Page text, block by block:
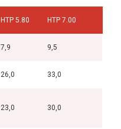
HTP 5.80 HTP 7.00
7,9 9,5
26,0 33,0
23,0 30,0